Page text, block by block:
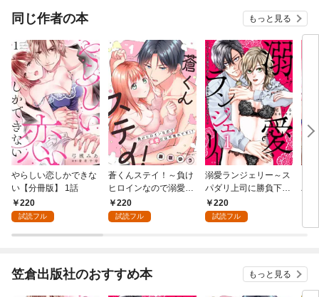
同じ作者の本 もっと見る
やらしい恋しかできな
い【分冊版】 1話
220
試読フル
蒼くんステイ！～負け
ヒロインなので溺愛に
は不慣れです！？～
【分冊版】 1話
220
試読フル
溺愛ランジェリー～ス
パダリ上司に勝負下着
を見られたら淫靡な恋
が始まった～【分冊
220
試読フル
パ
靡
笠倉出版社のおすすめ本 もっと見る